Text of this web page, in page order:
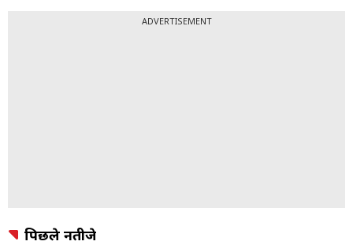
ADVERTISEMENT
पिछले नतीजे